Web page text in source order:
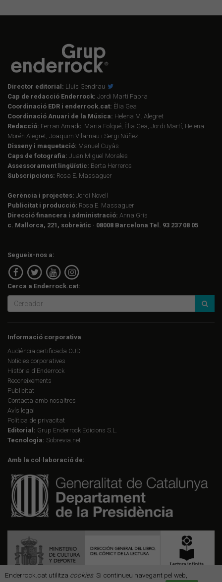
Enderrock.cat utilitza cookies. Si continueu navegant pel web,
Director editorial: Lluís Gendrau
Cap de redacció Enderrock: Jordi Martí Fabra
Coordinació EDR i enderrock.cat: Èlia Gea
Coordinació Anuari de la Música: Helena M. Alegret
Redacció: Ferran Amado, Maria Folqué, Èlia Gea, Jordi Martí, Helena
Morén Alegret, Joaquim Vilarnau i Sergi Núñez
Disseny i maquetació: Manuel Cuyàs
Caps de fotografia: Juan Miguel Morales
Assessorament lingüístic: Berta Herreros
Subscripcions: Rosa E. Massaguer
Gerència i projectes: Jordi Novell
Publicitat i producció: Rosa E. Massaguer
Direcció financera i administració: Anna Gris
c. Mallorca, 221, sobreàtic · 08008 Barcelona Tel. 93 237 08 05
Segueix-nos a:
Cerca a Enderrock.cat:
Informació corporativa
Audiència certificada OJD
Notícies corporatives
Història d'Enderrock
Reconeixements
Publicitat
Contacta amb nosaltres
Avís legal
Política de privacitat
Editorial: Grup Enderrock Edicions S.L.
Tecnologia: Sobrevia.net
Amb la col·laboració de: